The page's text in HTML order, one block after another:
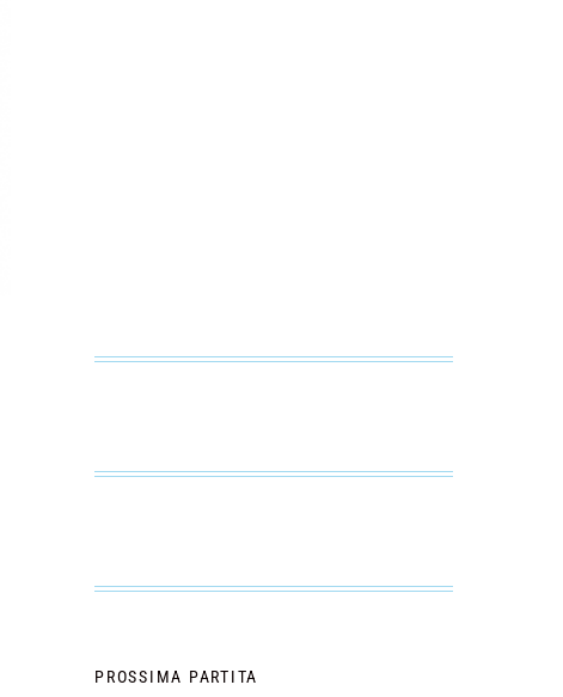
PROSSIMA PARTITA